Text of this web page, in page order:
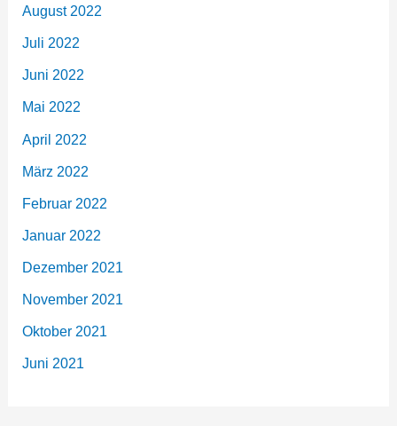
August 2022
Juli 2022
Juni 2022
Mai 2022
April 2022
März 2022
Februar 2022
Januar 2022
Dezember 2021
November 2021
Oktober 2021
Juni 2021